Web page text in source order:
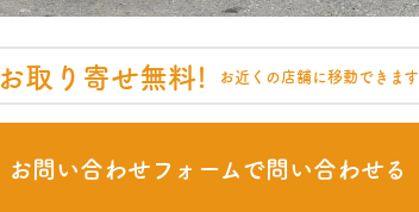
お取り寄せ無料! お近くの店舗に移動できます
お問い合わせフォームで問い合わせる